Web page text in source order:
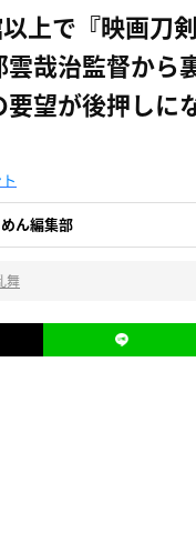
上で『映画刀
雲哉治監督から
望が後押しに
ん編集部
舞